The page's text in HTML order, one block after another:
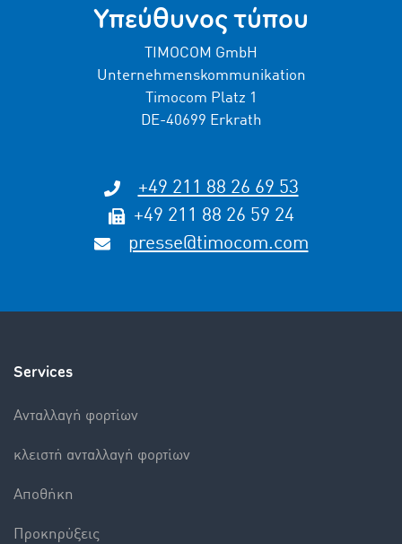
Υπεύθυνος τύπου
TIMOCOM GmbH
Unternehmenskommunikation
Timocom Platz 1
DE-40699 Erkrath
+49 211 88 26 69 53
+49 211 88 26 59 24
presse@timocom.com
Services
Aνταλλαγή φορτίων
κλειστή ανταλλαγή φορτίων
Αποθήκη
Προκηρύξεις